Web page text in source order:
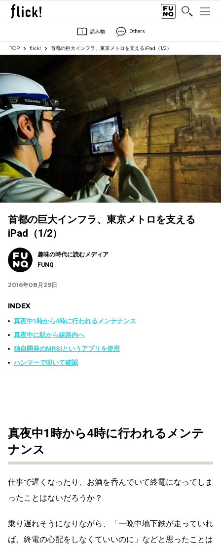
読み物 Others
TOP flick! 首都の巨大インフラ、東京メトロを支えるiPad（1/2）
首都の巨大インフラ、東京メトロを支える
iPad（1/2）
趣味の時代に読むメディア
FUNQ
2016年08月29日
INDEX
真夜中1時から4時に行われるメンテナンス
真夜中に駅から線路内へ
独自開発のMRSIというアプリを使用
ハンマーで叩いて確認
真夜中1時から4時に行われるメンテ
ナンス
仕事で遅くなったり、お酒を呑んでいて終電になってしま
ったことはないだろうか？
乗り遅れそうになりながら、「一晩中地下鉄が走っていれ
ば、終電の心配をしなくていいのに」などと思ったことは